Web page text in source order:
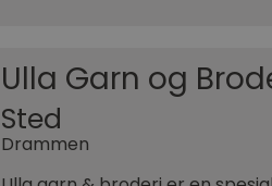
Ulla Garn og
Sted
Drammen